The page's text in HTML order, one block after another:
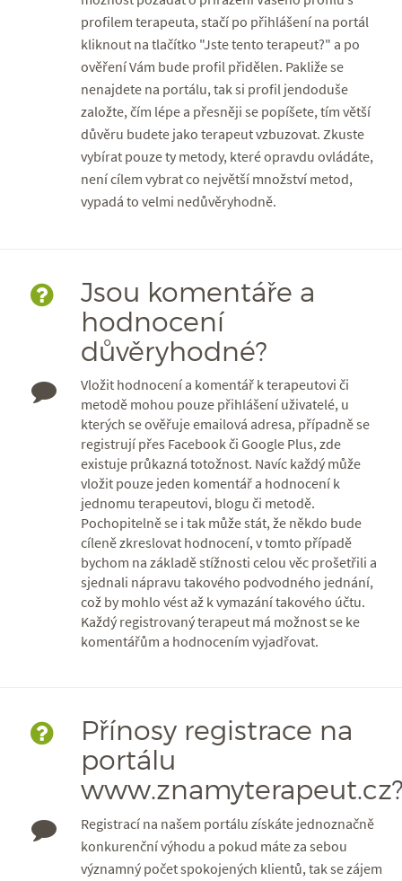
profilem terapeuta, stačí po přihlášení na portál
kliknout na tlačítko "Jste tento terapeut?" a po
ověření Vám bude profil přidělen. Pakliže se
nenajdete na portálu, tak si profil jendoduše
založte, čím lépe a přesněji se popíšete, tím větší
důvěru budete jako terapeut vzbuzovat. Zkuste
vybírat pouze ty metody, které opravdu ovládáte,
není cílem vybrat co největší množství metod,
vypadá to velmi nedůvěryhodně.
Jsou komentáře a
hodnocení
důvěryhodné?
Vložit hodnocení a komentář k terapeutovi či
metodě mohou pouze přihlášení uživatelé, u
kterých se ověřuje emailová adresa, případně se
registrují přes Facebook či Google Plus, zde
existuje průkazná totožnost. Navíc každý může
vložit pouze jeden komentář a hodnocení k
jednomu terapeutovi, blogu či metodě.
Pochopitelně se i tak může stát, že někdo bude
cíleně zkreslovat hodnocení, v tomto případě
bychom na základě stížnosti celou věc prošetřili a
sjednali nápravu takového podvodného jednání,
což by mohlo vést až k vymazání takového účtu.
Každý registrovaný terapeut má možnost se ke
komentářům a hodnocením vyjadřovat.
Přínosy registrace na
portálu
Registrací na našem portálu získáte jednoznačně
konkurenční výhodu a pokud máte za sebou
významný počet spokojených klientů, tak se zájem